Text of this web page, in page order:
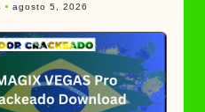
agosto 5, 2026